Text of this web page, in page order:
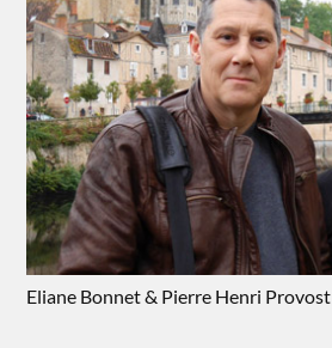
Eliane Bonnet & Pierre Henri Provost